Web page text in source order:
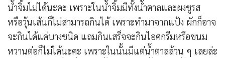
น้ำจิ้มไม่ได้นะคะ เพราะในน้ำจิ้มมีทั้งน้ำตาลและผงชูรส
หรือวุ้นเส้นก็ไม่สามารถกินได้ เพราะทำมาจากแป้ง ผักก็อาจ
จะกินได้แค่บางชนิด แถมกินเสร็จจะกินไอศกรีมหรือขนม
หวานต่อก็ไม่ได้นะคะ เพราะในนั้นมีแต่น้ำตาลล้วน ๆ เลยล่ะ